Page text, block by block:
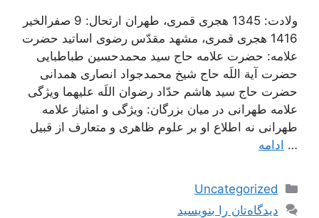
ولادت: 1345 هجری قمری، طهران ارتحال: 9 صفرالخیر
1416 هجری قمری، مشهد مقدّس رضوی اساتید حضرت
علامه: حضرت علامه حاج سید محمدحسین طباطبایی
حضرت آیة اللَه حاج شیخ محمدجواد انصاری همدانی
حضرت حاج سید هاشم حدّاد رضوان اللَه علیهما ویژگی
علامه طهرانی در میان بزرگان: ویژگی و امتیاز علامه
طهرانی نه اطلاع او بر علوم ظاهری و متعارف از قبیل
… ادامه
دسته‌ها
Uncategorized
دیدگاه‌تان را بنویسید